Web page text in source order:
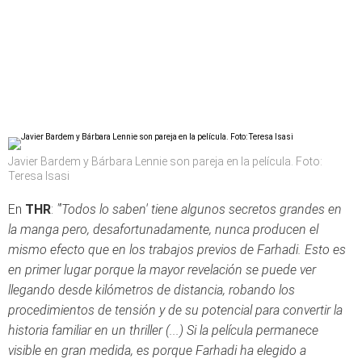
Javier Bardem y Bárbara Lennie son pareja en la película. Foto:
Teresa Isasi
En THR: "'Todos lo saben' tiene algunos secretos grandes en
la manga pero, desafortunadamente, nunca producen el
mismo efecto que en los trabajos previos de Farhadi. Esto es
en primer lugar porque la mayor revelación se puede ver
llegando desde kilómetros de distancia, robando los
procedimientos de tensión y de su potencial para convertir la
historia familiar en un thriller (...) Si la película permanece
visible en gran medida, es porque Farhadi ha elegido a